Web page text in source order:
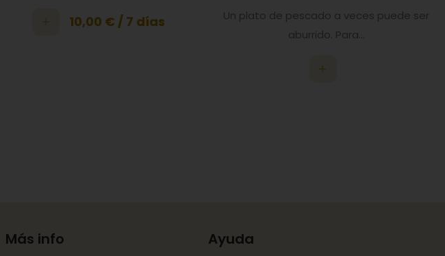
10,00 € / 7 días
Un plato de pescado a veces puede ser
aburrido. Para...
Más info Ayuda